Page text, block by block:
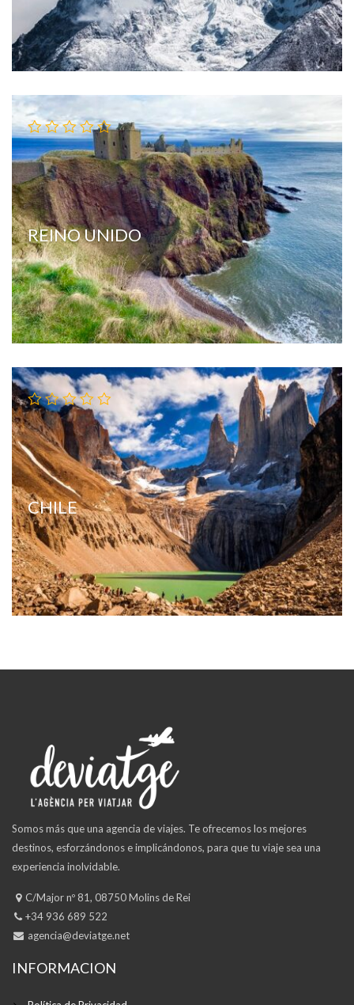
REINO UNIDO
CHILE
Somos más que una agencia de viajes. Te ofrecemos los mejores
destinos, esforzándonos e implicándonos, para que tu viaje sea una
experiencia inolvidable.
C/Major nº 81, 08750 Molins de Rei
+34 936 689 522
agencia@deviatge.net
INFORMACION